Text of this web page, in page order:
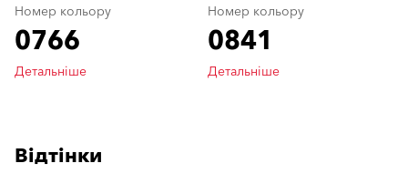
Номер кольору
0766
Детальніше
Номер кольору
0841
Детальніше
Відтінки